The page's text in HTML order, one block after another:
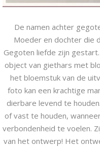
De namen achter
Moeder en dochter die
Gegoten liefde zijn
object van giethars met
het bloemstuk van de
foto kan een krachtige
dierbare levend te
of vast te houden,
verbondenheid te voelen.
van het ontwerp! Het